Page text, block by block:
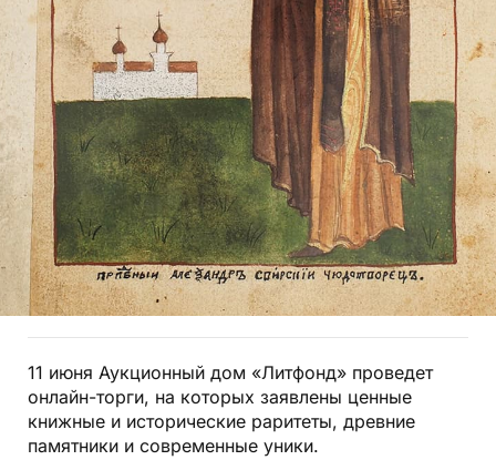
11 июня Аукционный дом «Литфонд» проведет
онлайн-торги, на которых заявлены ценные
книжные и исторические раритеты, древние
памятники и современные уники.